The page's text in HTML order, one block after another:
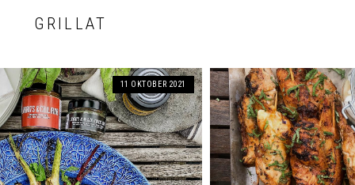
GRILLAT
11 OKTOBER 2021